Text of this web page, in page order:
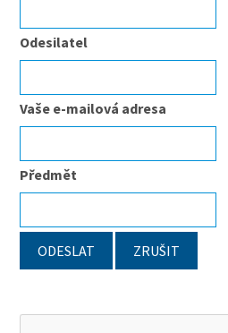
Odesilatel
Vaše e-mailová adresa
Předmět
ODESLAT ZRUŠIT